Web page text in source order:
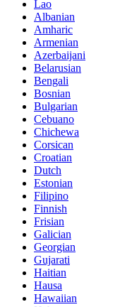
Lao
Albanian
Amharic
Armenian
Azerbaijani
Belarusian
Bengali
Bosnian
Bulgarian
Cebuano
Chichewa
Corsican
Croatian
Dutch
Estonian
Filipino
Finnish
Frisian
Galician
Georgian
Gujarati
Haitian
Hausa
Hawaiian